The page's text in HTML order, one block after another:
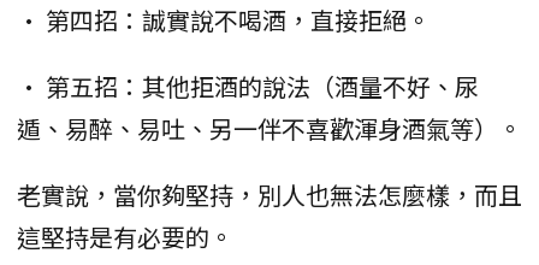
• 第四招：誠實說不喝酒，直接拒絕。
• 第五招：其他拒酒的說法（酒量不好、尿
遁、易醉、易吐、另一伴不喜歡渾身酒氣等）。
老實說，當你夠堅持，別人也無法怎麼樣，而且
這堅持是有必要的。